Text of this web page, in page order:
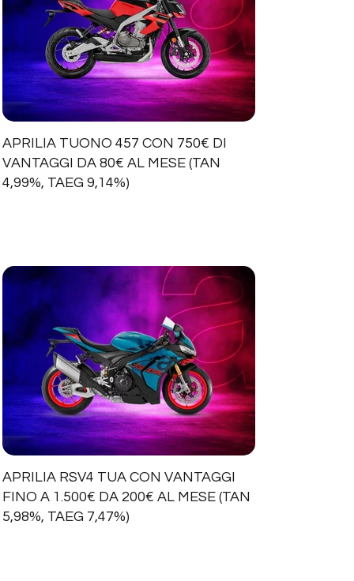
APRILIA TUONO 457 CON 750€ DI
VANTAGGI DA 80€ AL MESE (TAN
4,99%, TAEG 9,14%)
APRILIA RSV4 TUA CON VANTAGGI
FINO A 1.500€ DA 200€ AL MESE (TAN
5,98%, TAEG 7,47%)